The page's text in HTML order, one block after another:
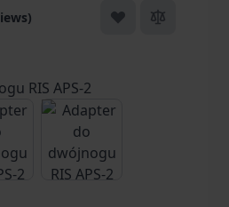
larger imageView larger image